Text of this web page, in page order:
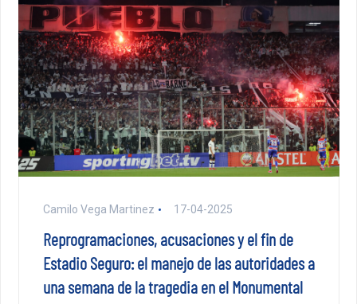
Camilo Vega Martinez 17-04-2025
Reprogramaciones, acusaciones y el fin de
Estadio Seguro: el manejo de las autoridades a
una semana de la tragedia en el Monumental